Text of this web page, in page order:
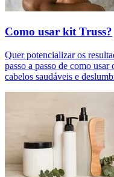
Como usar kit Truss?
Quer potencializar os
passo a passo de como
cabelos saudáveis e